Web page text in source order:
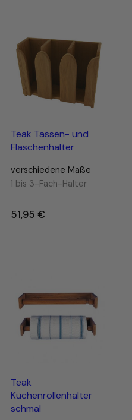
Teak Tassen- und
Flaschenhalter
verschiedene Maße
1 bis 3-Fach-Halter
51,95 €
Teak
Küchenrollenhalter
schmal